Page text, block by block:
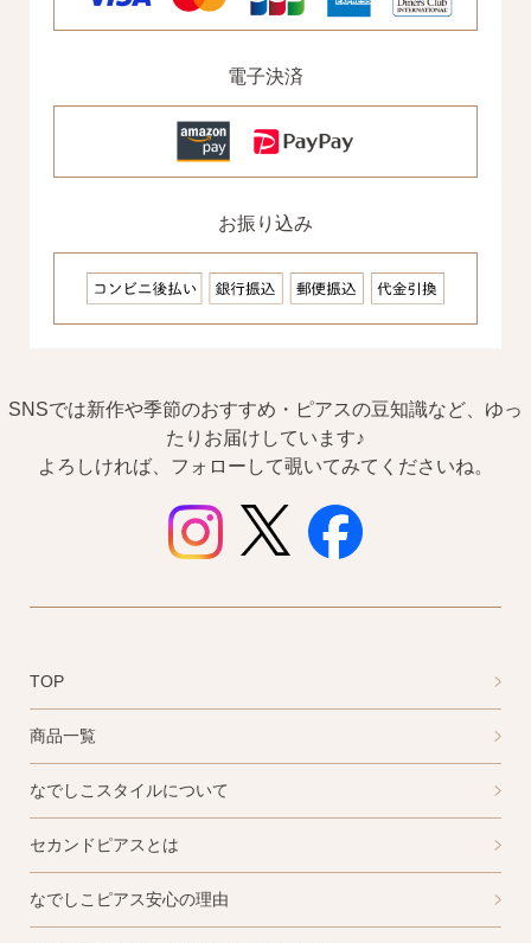
電子決済
お振り込み
SNSでは新作や季節のおすすめ・ピアスの豆知識など、ゆっ
たりお届けしています♪
よろしければ、フォローして覗いてみてくださいね。
TOP
商品一覧
なでしこスタイルについて
セカンドピアスとは
なでしこピアス安心の理由